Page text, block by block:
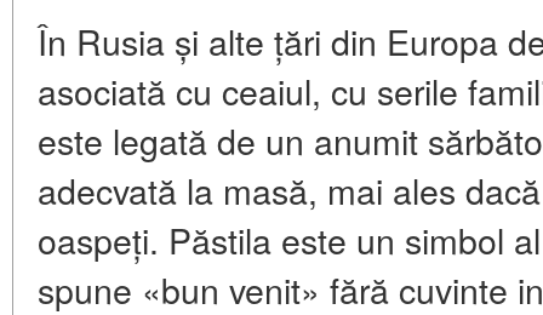
În Rusia și alte țări din Europa
asociată cu ceaiul, cu serile
este legată de un anumit
adecvată la masă, mai ales
oaspeți. Păstila este un simbol
spune «bun venit» fără cuvinte